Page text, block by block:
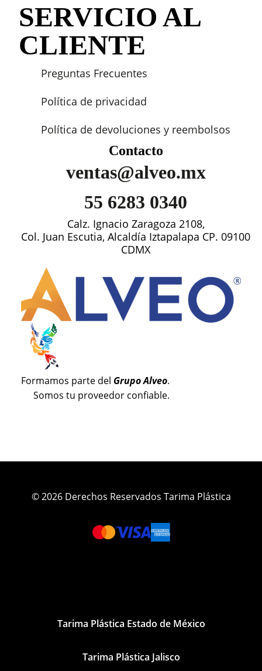
SERVICIO AL
CLIENTE
Preguntas Frecuentes
Política de privacidad
Política de devoluciones y reembolsos
Contacto
ventas@alveo.mx
55 6283 0340
Calz. Ignacio Zaragoza 2108,
Col. Juan Escutia, Alcaldía Iztapalapa CP. 09100
CDMX
Formamos parte del Grupo Alveo.
Somos tu proveedor confiable.
© 2026 Derechos Reservados Tarima Plástica
Tarima Plástica Estado de México
Tarima Plástica Jalisco